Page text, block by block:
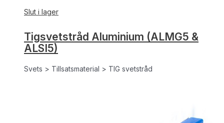
Slut i lager
Tigsvetstråd Aluminium (ALMG5 &
ALSI5)
Svets > Tillsatsmaterial > TIG svetstråd